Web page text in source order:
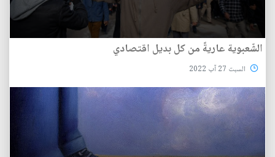
الشّعبوية عاريةً من كل بديل اقتصادي
السبت 27 آب 2022